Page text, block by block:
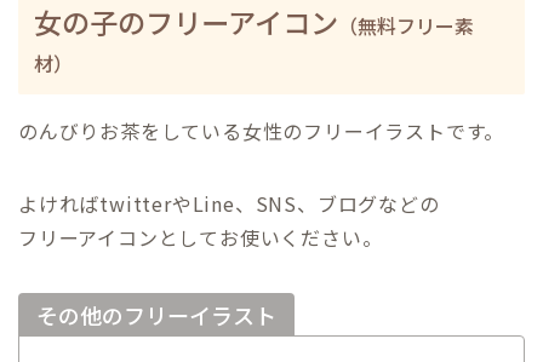
女の子のフリーアイコン （無料フリー素
材）
のんびりお茶をしている女性のフリーイラストです。
よければtwitterやLine、SNS、ブログなどの
フリーアイコンとしてお使いください。
その他のフリーイラスト